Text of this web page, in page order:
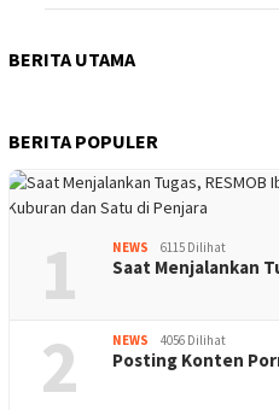
BERITA UTAMA
BERITA POPULER
1 NEWS 6115 Dilihat
Saat Menjalankan
2 NEWS 4056 Dilihat
Posting Konten